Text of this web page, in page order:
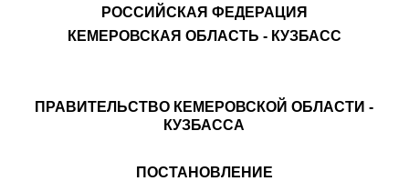
РОССИЙСКАЯ ФЕДЕРАЦИЯ
КЕМЕРОВСКАЯ ОБЛАСТЬ - КУЗБАСС
ПРАВИТЕЛЬСТВО КЕМЕРОВСКОЙ ОБЛАСТИ -
КУЗБАССА
ПОСТАНОВЛЕНИЕ